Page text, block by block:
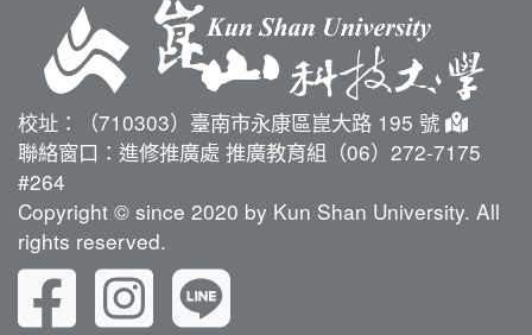
校址：（710303）臺南市永康區崑大路 195 號
聯絡窗口：進修推廣處 推廣教育組（06）272-7175
#264
Copyright © since 2020 by Kun Shan University. All
rights reserved.